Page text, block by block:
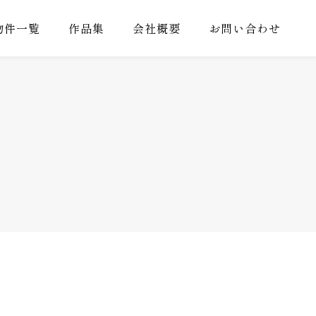
件一覧 作品集 会社概要 お問い合わせ